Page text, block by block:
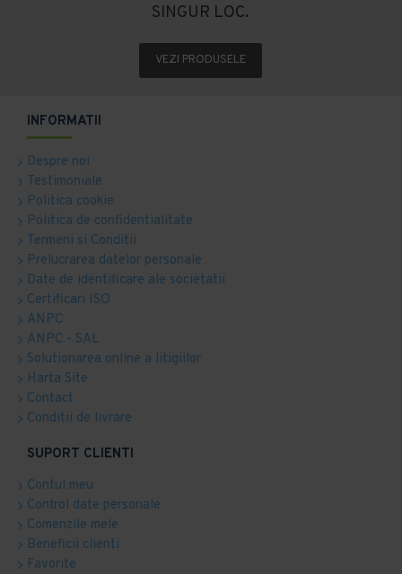
SINGUR LOC.
VEZI PRODUSELE
INFORMATII
Despre noi
Testimoniale
Politica cookie
Politica de confidentialitate
Termeni si Conditii
Prelucrarea datelor personale
Date de identificare ale societatii
Certificari ISO
ANPC
ANPC - SAL
Solutionarea online a litigiilor
Harta Site
Contact
Conditii de livrare
SUPORT CLIENTI
Contul meu
Control date personale
Comenzile mele
Beneficii clienti
Favorite